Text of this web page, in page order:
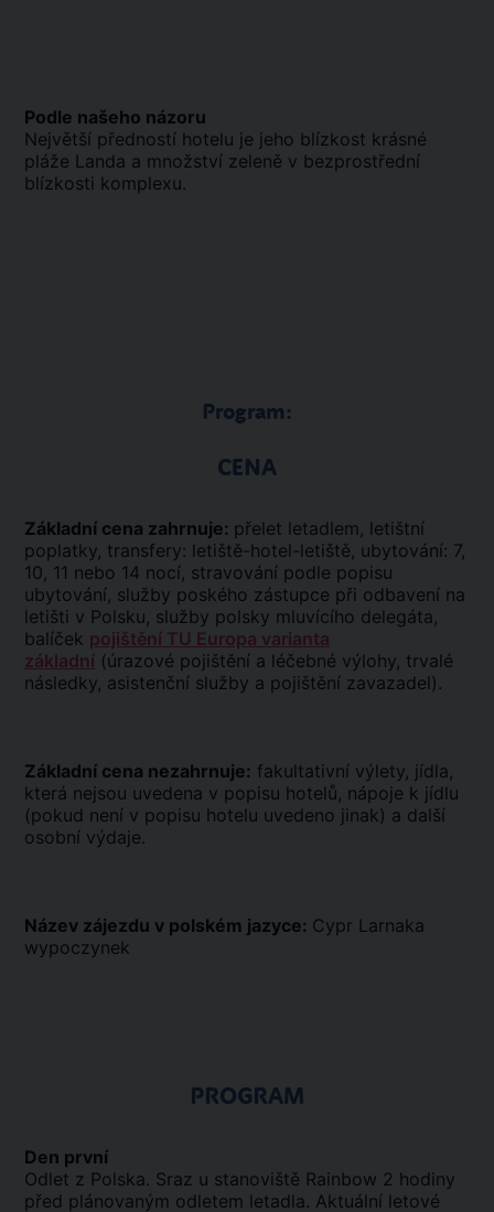
Podle našeho názoru
Největší předností hotelu je jeho blízkost krásné
pláže Landa a množství zeleně v bezprostřední
blízkosti komplexu.
Program:
CENA
Základní cena zahrnuje: přelet letadlem, letištní
poplatky, transfery: letiště-hotel-letiště, ubytování: 7,
10, 11 nebo 14 nocí, stravování podle popisu
ubytování, služby poského zástupce při odbavení na
letišti v Polsku, služby polsky mluvícího delegáta,
balíček pojištění TU Europa varianta
základní (úrazové pojištění a léčebné výlohy, trvalé
následky, asistenční služby a pojištění zavazadel).
Základní cena nezahrnuje: fakultativní výlety, jídla,
která nejsou uvedena v popisu hotelů, nápoje k jídlu
(pokud není v popisu hotelu uvedeno jinak) a další
osobní výdaje.
Název zájezdu v polském jazyce: Cypr Larnaka
wypoczynek
PROGRAM
Den první
Odlet z Polska. Sraz u stanoviště Rainbow 2 hodiny
před plánovaným odletem letadla. Aktuální letové